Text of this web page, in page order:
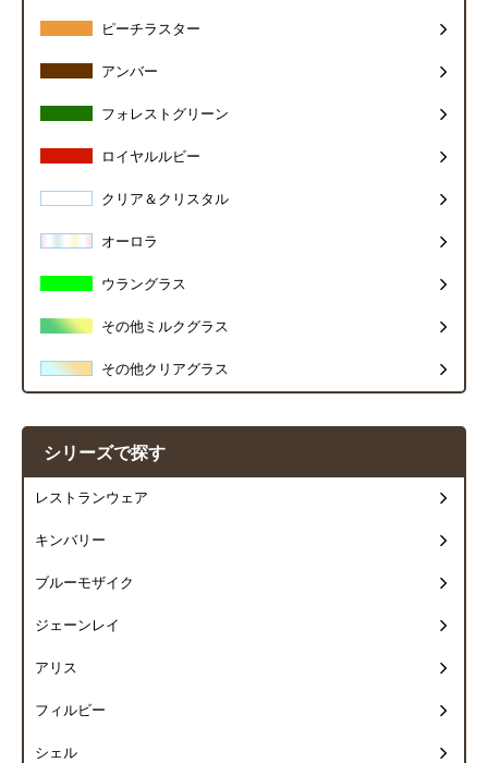
ピーチラスター
アンバー
フォレストグリーン
ロイヤルルビー
クリア＆クリスタル
オーロラ
ウラングラス
その他ミルクグラス
その他クリアグラス
シリーズで探す
レストランウェア
キンバリー
ブルーモザイク
ジェーンレイ
アリス
フィルビー
シェル